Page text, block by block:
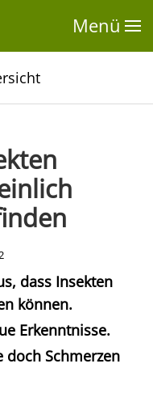
Menü
dass Insekten
können.
Erkenntnisse.
Schmerzen